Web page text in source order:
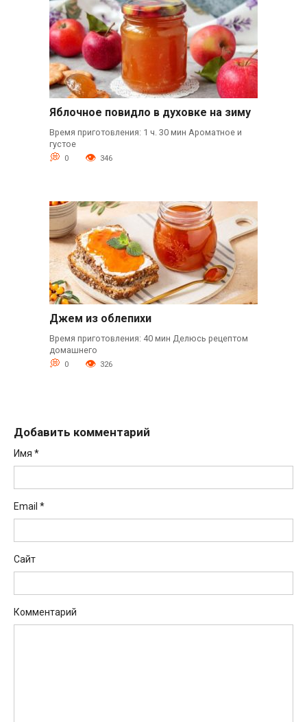
Яблочное повидло в духовке на зиму
Время приготовления: 1 ч. 30 мин Ароматное и
густое
0 346
Джем из облепихи
Время приготовления: 40 мин Делюсь рецептом
домашнего
0 326
Добавить комментарий
Имя *
Email *
Сайт
Комментарий